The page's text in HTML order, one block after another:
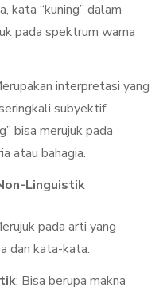
kata “kuning” dalam
pada spektrum warna
interpretasi yang
subyektif.
bisa merujuk pada
atau bahagia.
Linguistik
pada arti yang
dan kata-kata.
: Bisa berupa makna